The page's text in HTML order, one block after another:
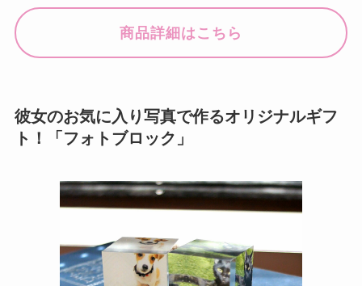
商品詳細はこちら
彼女のお気に入り写真で作るオリジナルギフ
ト！「フォトブロック」